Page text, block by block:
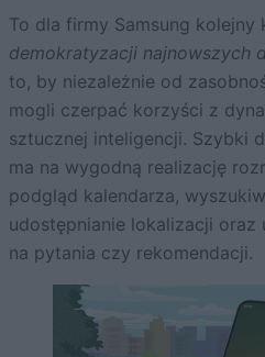
To dla firmy Samsung kolejny
demokratyzacji najnowszych
to, by niezależnie od
mogli czerpać korzyści z
sztucznej inteligencji. Szybki
ma na wygodną realizację
podgląd kalendarza,
udostępnianie lokalizacji
na pytania czy rekomendacji.